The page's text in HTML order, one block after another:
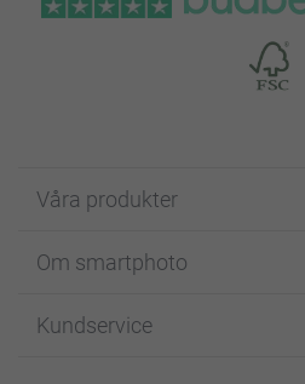
Våra produkter
Fotokort
Fotoböcker
Om smartphoto
För affiliates
Kundservice